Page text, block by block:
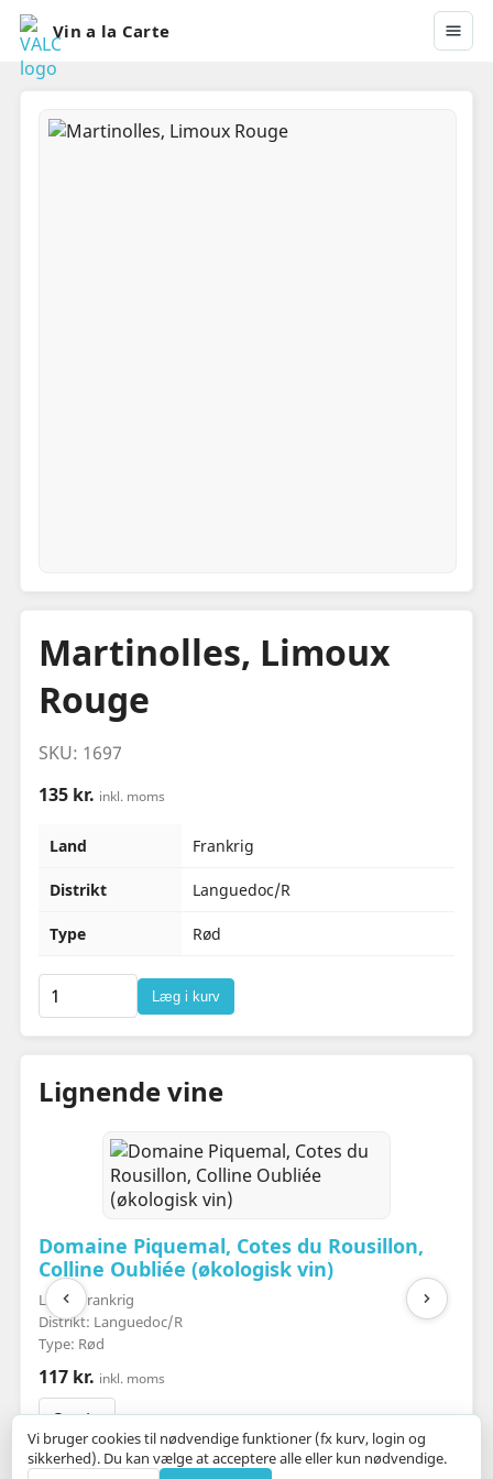
Vin a la Carte
Martinolles, Limoux
Rouge
SKU: 1697
135 kr. inkl. moms
Land Frankrig
Distrikt Languedoc/R
Type Rød
Læg i kurv
Lignende vine
Domaine Piquemal, Cotes du Rousillon,
Colline Oubliée (økologisk vin)
Land: Frankrig
Distrikt: Languedoc/R
Type: Rød
117 kr. inkl. moms
Se vin
Vi bruger cookies til nødvendige funktioner (fx kurv, login og
sikkerhed). Du kan vælge at acceptere alle eller kun nødvendige.